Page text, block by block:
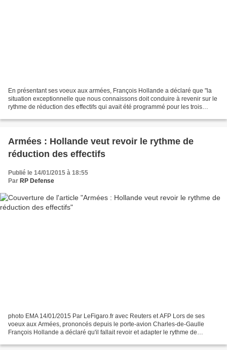
En présentant ses voeux aux armées, François Hollande a déclaré que "la
situation exceptionnelle que nous connaissons doit conduire à revenir sur le
rythme de réduction des effectifs qui avait été programmé pour les trois
Armées : Hollande veut revoir le rythme de
réduction des effectifs
Publié le 14/01/2015 à 18:55
Par RP Defense
photo EMA 14/01/2015 Par LeFigaro.fr avec Reuters et AFP Lors de ses
voeux aux Armées, prononcés depuis le porte-avion Charles-de-Gaulle
François Hollande a déclaré qu'il fallait revoir et adapter le rythme de